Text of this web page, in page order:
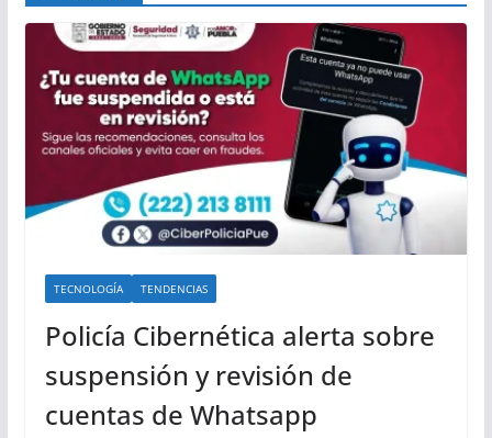
TECNOLOGÍA TENDENCIAS
Policía Cibernética alerta sobre
suspensión y revisión de
cuentas de Whatsapp